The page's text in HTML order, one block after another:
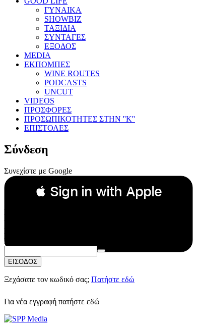
ΓΥΝΑΙΚΑ
SHOWBIZ
ΤΑΞΙΔΙΑ
ΣΥΝΤΑΓΕΣ
ΕΞΟΔΟΣ
MEDIA
ΕΚΠΟΜΠΕΣ
WINE ROUTES
PODCASTS
UNCUT
VIDEOS
ΠΡΟΣΦΟΡΕΣ
ΠΡΟΣΩΠΙΚΟΤΗΤΕΣ ΣΤΗΝ ''Κ''
ΕΠΙΣΤΟΛΕΣ
Σύνδεση
Συνεχίστε με Google
 Sign in with Apple
Συνεχίστε με Apple
ή
Email:
Κωδικός Πρόσβασης:
ΕΙΣΟΔΟΣ
Ξεχάσατε τον κωδικό σας; Πατήστε εδώ
Για νέα εγγραφή πατήστε εδώ